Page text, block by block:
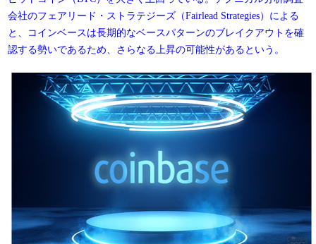
会社のフェアリード・ストラテジーズ（Fairlead Strategies）による
と、コインベースは長期的なベースパターンのブレイクアウトを確
認する勢いであるため、さらなる上昇の可能性があるという。